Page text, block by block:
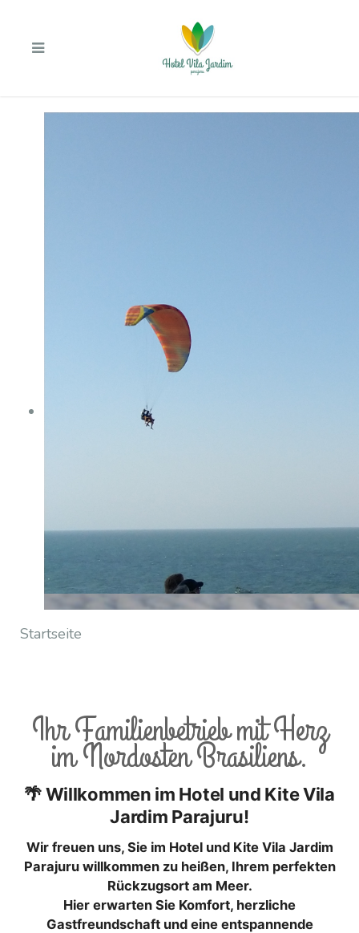
Startseite
Ihr Familienbetrieb mit Herz
im Nordosten Brasiliens.
🌴 Willkommen im Hotel und Kite Vila
Jardim Parajuru!
Wir freuen uns, Sie im Hotel und Kite Vila Jardim
Parajuru willkommen zu heißen, Ihrem perfekten
Rückzugsort am Meer.
Hier erwarten Sie Komfort, herzliche
Gastfreundschaft und eine entspannende